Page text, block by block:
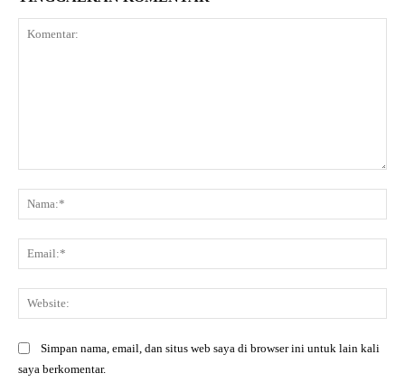
Simpan nama, email, dan situs web saya di browser ini untuk lain kali
saya berkomentar.